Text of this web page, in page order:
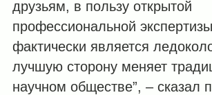
друзьям, в пользу открытой
профессиональной
фактически является
лучшую сторону меняет
научном обществе”, – сказал